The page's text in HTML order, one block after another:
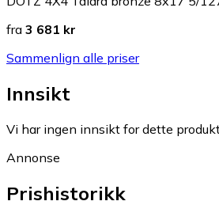
fra 3 681 kr
Sammenlign alle priser
Innsikt
Vi har ingen innsikt for dette
Annonse
Prishistorikk